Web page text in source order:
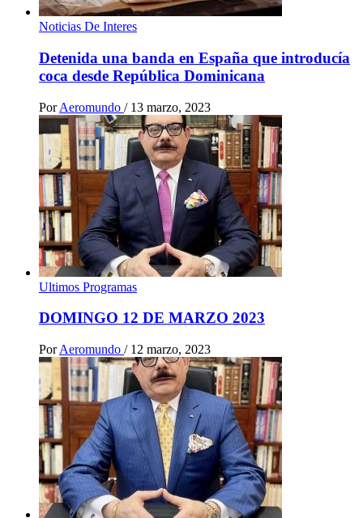
Noticias De Interes
Detenida una banda en España que introducía
coca desde República Dominicana
Por Aeromundo / 13 marzo, 2023
Ultimos Programas
DOMINGO 12 DE MARZO 2023
Por Aeromundo / 12 marzo, 2023